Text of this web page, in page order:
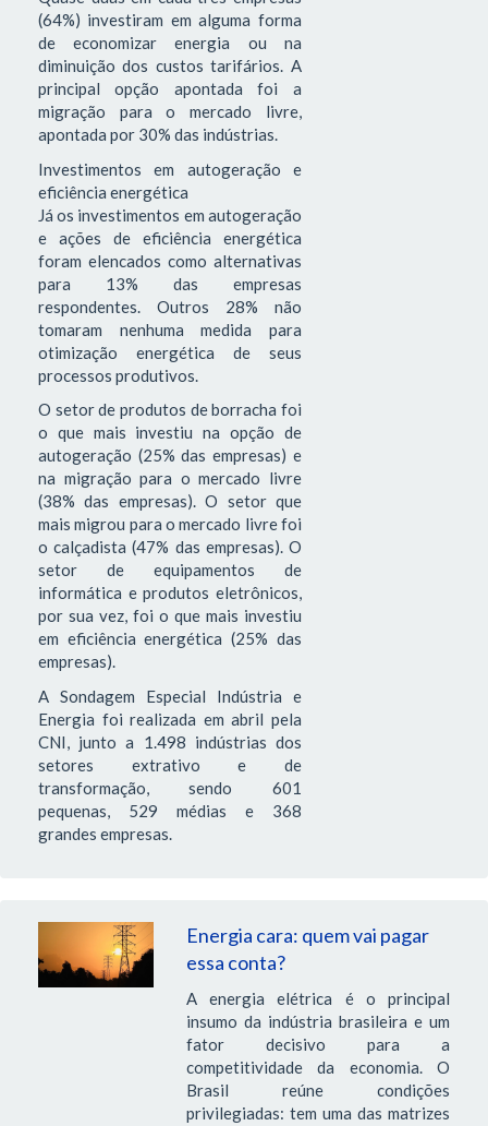
(64%) investiram em alguma forma
de economizar energia ou na
diminuição dos custos tarifários. A
principal opção apontada foi a
migração para o mercado livre,
apontada por 30% das indústrias.
Investimentos em autogeração e
eficiência energética
Já os investimentos em autogeração
e ações de eficiência energética
foram elencados como alternativas
para 13% das empresas
respondentes. Outros 28% não
tomaram nenhuma medida para
otimização energética de seus
processos produtivos.
O setor de produtos de borracha foi
o que mais investiu na opção de
autogeração (25% das empresas) e
na migração para o mercado livre
(38% das empresas). O setor que
mais migrou para o mercado livre foi
o calçadista (47% das empresas). O
setor de equipamentos de
informática e produtos eletrônicos,
por sua vez, foi o que mais investiu
em eficiência energética (25% das
empresas).
A Sondagem Especial Indústria e
Energia foi realizada em abril pela
CNI, junto a 1.498 indústrias dos
setores extrativo e de
transformação, sendo 601
pequenas, 529 médias e 368
grandes empresas.
Energia cara: quem vai pagar
essa conta?
A energia elétrica é o principal
insumo da indústria brasileira e um
fator decisivo para a
competitividade da economia. O
Brasil reúne condições
privilegiadas: tem uma das matrizes